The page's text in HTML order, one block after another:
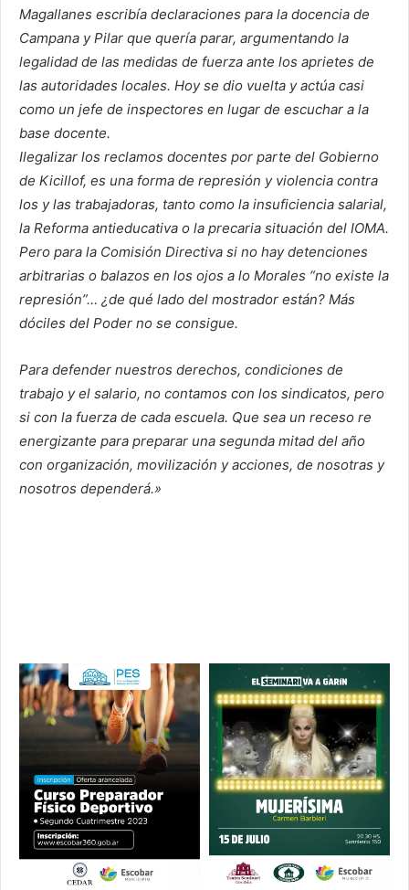
Magallanes escribía declaraciones para la docencia de
Campana y Pilar que quería parar, argumentando la
legalidad de las medidas de fuerza ante los aprietes de
las autoridades locales. Hoy se dio vuelta y actúa casi
como un jefe de inspectores en lugar de escuchar a la
base docente.
Ilegalizar los reclamos docentes por parte del Gobierno
de Kicillof, es una forma de represión y violencia contra
los y las trabajadoras, tanto como la insuficiencia salarial,
la Reforma antieducativa o la precaria situación del IOMA.
Pero para la Comisión Directiva si no hay detenciones
arbitrarias o balazos en los ojos a lo Morales “no existe la
represión”… ¿de qué lado del mostrador están? Más
dóciles del Poder no se consigue.
Para defender nuestros derechos, condiciones de
trabajo y el salario, no contamos con los sindicatos, pero
si con la fuerza de cada escuela. Que sea un receso re
energizante para preparar una segunda mitad del año
con organización, movilización y acciones, de nosotras y
nosotros dependerá.»